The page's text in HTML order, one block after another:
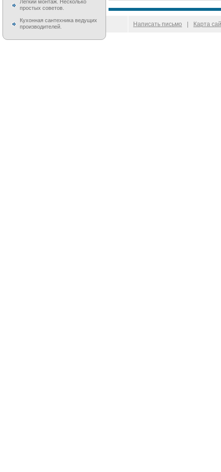
Легкий монтаж. Несколько
простых советов.
Кухонная сантехника ведущих
производителей.
© 2009–2026100 Moek.RU Написать письмо | Карта